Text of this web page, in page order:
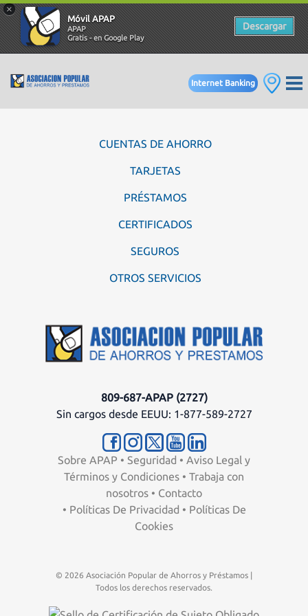
×
Móvil APAP
APAP
Gratis - en Google Play
Descargar
Internet Banking
CUENTAS DE AHORRO
TARJETAS
PRÉSTAMOS
CERTIFICADOS
SEGUROS
OTROS SERVICIOS
809-687-APAP (2727)
Sin cargos desde EEUU: 1-877-589-2727
Sobre APAP • Seguridad • Aviso Legal y
Términos y Condiciones • Trabaja con
nosotros • Contacto
• Políticas De Privacidad • Políticas De
Cookies
© 2026 Asociación Popular de Ahorros y Préstamos |
Todos los derechos reservados.